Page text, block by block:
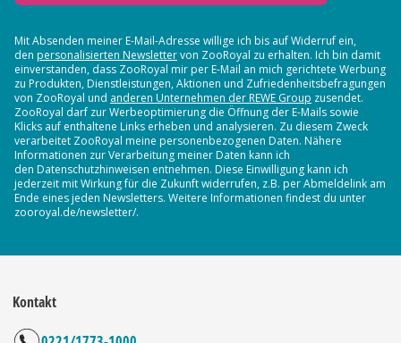
Mit Absenden meiner E-Mail-Adresse willige ich bis auf Widerruf ein,
den personalisierten Newslettervon ZooRoyal zu erhalten. Ich bin damit
einverstanden, dass ZooRoyal mir per E-Mail an mich gerichtete Werbung
zu Produkten, Dienstleistungen, Aktionen und Zufriedenheitsbefragungen
von ZooRoyal und anderen Unternehmen der REWE Group zusendet.
ZooRoyal darf zur Werbeoptimierung die Öffnung der E-Mails sowie
Klicks auf enthaltene Links erheben und analysieren. Zu diesem Zweck
verarbeitet ZooRoyal meine personenbezogenen Daten. Nähere
Informationen zur Verarbeitung meiner Daten kann ich
den Datenschutzhinweisen entnehmen. Diese Einwilligung kann ich
jederzeit mit Wirkung für die Zukunft widerrufen, z.B. per Abmeldelink am
Ende eines jeden Newsletters. Weitere Informationen findest du unter
zooroyal.de/newsletter/.
Kontakt